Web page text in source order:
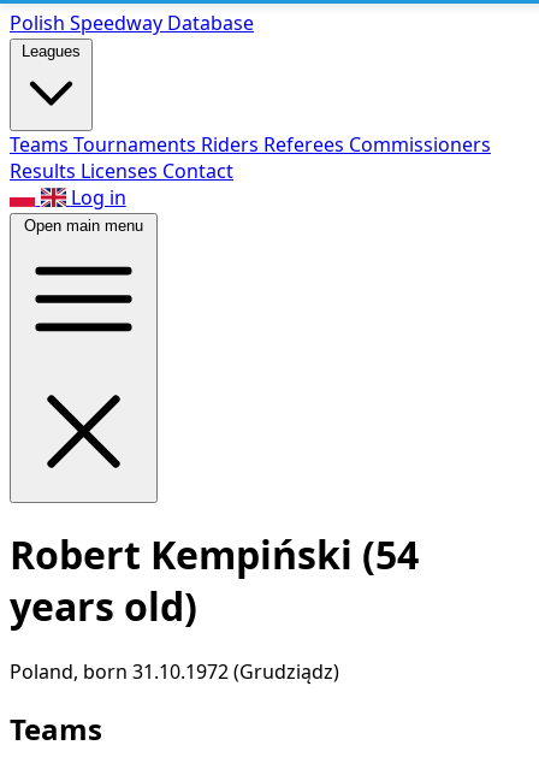
Polish Speedway Database
Leagues
Teams Tournaments Riders Referees Commissioners
Results Licenses Contact
Log in
Open main menu
Robert Kempiński (54
years old)
Poland, born 31.10.1972 (Grudziądz)
Teams